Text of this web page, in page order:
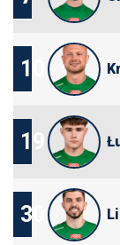
10
19
30